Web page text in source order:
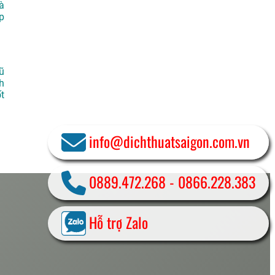
info@dichthuatsaigon.com.vn
0889.472.268 - 0866.228.383
Hỗ trợ Zalo